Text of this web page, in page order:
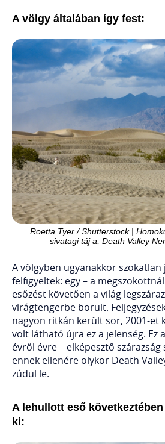
A völgy általában így fest:
Roetta Tyer / Shutterstock |
sivatagi táj a, Death Valley
A völgyben ugyanakkor szokatlan
felfigyeltek: egy – a
esőzést követően a világ
virágtengerbe borult.
nagyon ritkán került sor, 2001-et
volt látható újra ez a jelenség. Ez
évről évre – elképesztő
ennek ellenére olykor Death
zúdul le.
A lehullott eső
ki: